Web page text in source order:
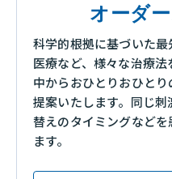
オーダ
科学的根拠に基づいた
医療など、様々な治療
中からおひとりおひと
提案いたします。同じ
替えのタイミングなど
ます。